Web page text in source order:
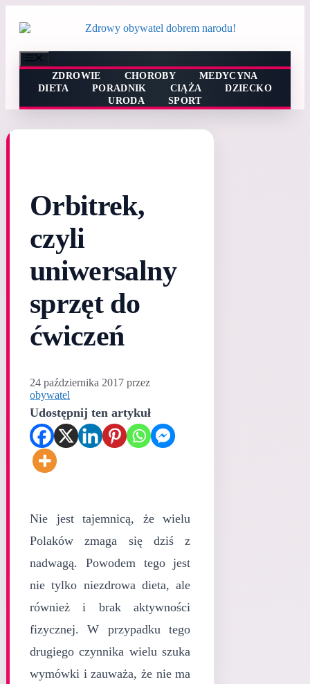
treści
ZDROWIE
CHOROBY
MEDYCYNA
DIETA
PORADNIK CIĄŻA
DZIECKO
URODA
SPORT
Orbitrek,
czyli
uniwersalny
sprzęt do
ćwiczeń
24 października 2017 przez
obywatel
Udostępnij ten artykuł
Nie jest tajemnicą, że wielu
Polaków zmaga się dziś z
nadwagą. Powodem tego jest
nie tylko niezdrowa dieta, ale
również i brak aktywności
fizycznej. W przypadku tego
drugiego czynnika wielu szuka
wymówki i zauważa, że nie ma